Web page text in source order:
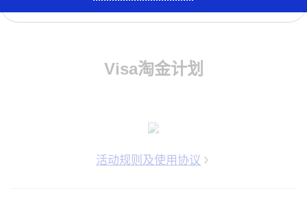
Visa淘金计划
活动规则及使用协议